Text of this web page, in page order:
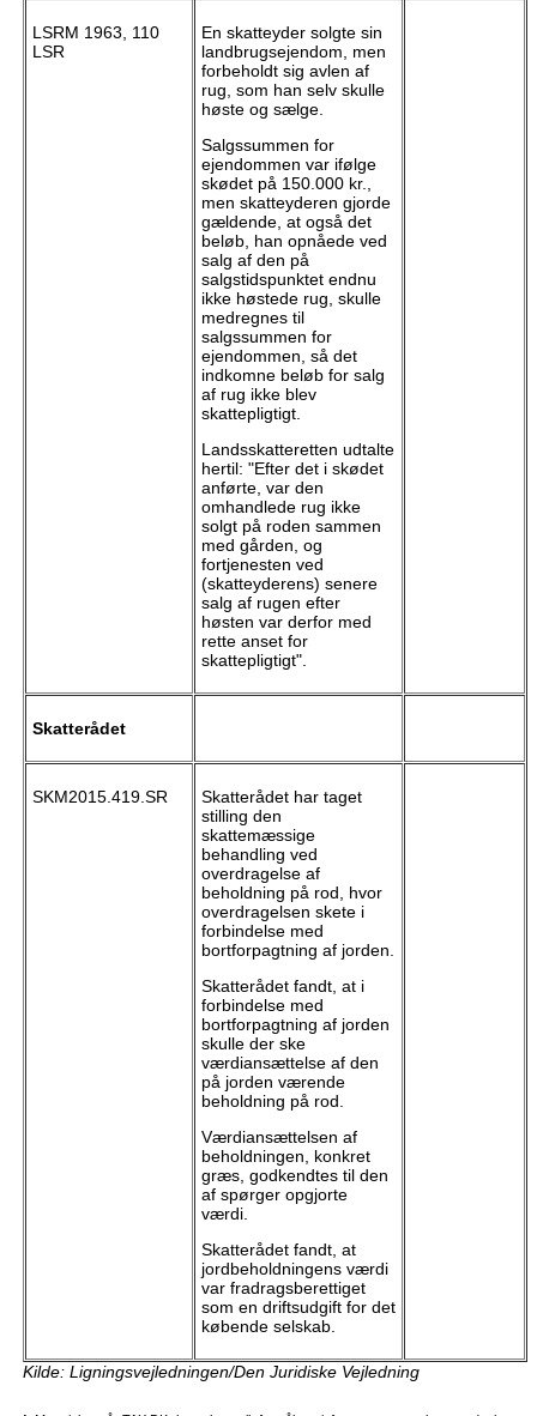
LSRM 1963, 110
LSR
En skatteyder solgte sin
landbrugsejendom, men
forbeholdt sig avlen af
rug, som han selv skulle
høste og sælge.
Salgssummen for
ejendommen var ifølge
skødet på 150.000 kr.,
men skatteyderen gjorde
gældende, at også det
beløb, han opnåede ved
salg af den på
salgstidspunktet endnu
ikke høstede rug, skulle
medregnes til
salgssummen for
ejendommen, så det
indkomne beløb for salg
af rug ikke blev
skattepligtigt.
Landsskatteretten udtalte
hertil: "Efter det i skødet
anførte, var den
omhandlede rug ikke
solgt på roden sammen
med gården, og
fortjenesten ved
(skatteyderens) senere
salg af rugen efter
høsten var derfor med
rette anset for
skattepligtigt".
Skatterådet
SKM2015.419.SR
Skatterådet har taget
stilling den
skattemæssige
behandling ved
overdragelse af
beholdning på rod, hvor
overdragelsen skete i
forbindelse med
bortforpagtning af jorden.
Skatterådet fandt, at i
forbindelse med
bortforpagtning af jorden
skulle der ske
værdiansættelse af den
på jorden værende
beholdning på rod.
Værdiansættelsen af
beholdningen, konkret
græs, godkendtes til den
af spørger opgjorte
værdi.
Skatterådet fandt, at
jordbeholdningens værdi
var fradragsberettiget
som en driftsudgift for det
købende selskab.
Kilde: Ligningsvejledningen/Den Juridiske Vejledning